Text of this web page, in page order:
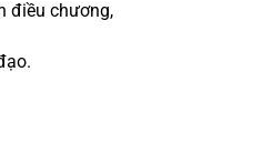
điều chương,